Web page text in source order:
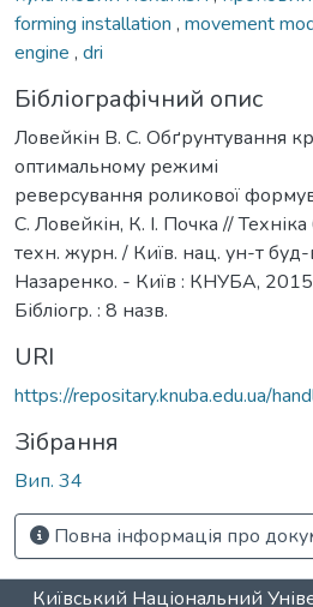
forming installation , movement
engine , dri
Бібліографічний опис
Ловейкін В. С. Обґрунтування
оптимальному режимі
реверсування роликової
С. Ловейкін, К. І. Почка //
техн. журн. / Київ. нац. ун-т буд-
Назаренко. - Київ : КНУБА,
Бібліогр. : 8 назв.
URI
https://repositary.knuba.edu.ua/
Зібрання
Вип. 34
Повна інформація про
Київський Національний